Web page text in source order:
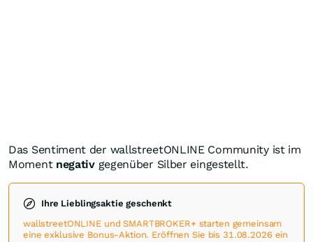
Das Sentiment der wallstreetONLINE Community ist im
Moment negativgegenüber Silber eingestellt.
Ihre Lieblingsaktie geschenkt
wallstreetONLINE und SMARTBROKER+ starten gemeinsam
eine exklusive Bonus-Aktion. Eröffnen Sie bis 31.08.2026 ein